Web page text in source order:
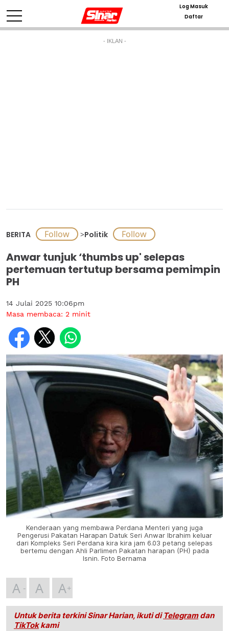
Log Masuk
Daftar
- IKLAN -
BERITA >Politik
Anwar tunjuk ‘thumbs up' selepas
pertemuan tertutup bersama pemimpin
PH
14 Julai 2025 10:06pm
Masa membaca: 2 minit
Kenderaan yang membawa Perdana Menteri yang juga
Pengerusi Pakatan Harapan Datuk Seri Anwar Ibrahim keluar
dari Kompleks Seri Perdana kira kira jam 6.03 petang selepas
bertemu dengan Ahli Parlimen Pakatan harapan (PH) pada
Isnin. Foto Bernama
A A A
Untuk berita terkini Sinar Harian, ikuti di Telegramdan
TikTokkami